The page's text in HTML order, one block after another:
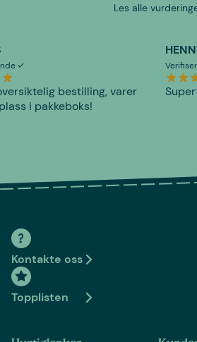
Les alle
bestilling, varer
i pakkeboks!
Kontakte oss
Topplisten